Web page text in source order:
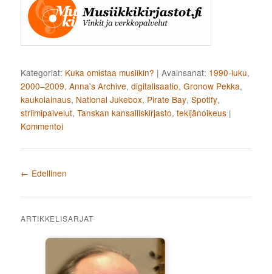
Kategoriat: Kuka omistaa musiikin? |Avainsanat: 1990-luku,
2000–2009,Anna's Archive,digitalisaatio,Gronow Pekka,
kaukolainaus, National Jukebox, Pirate Bay,Spotify,
striimipalvelut,Tanskan kansalliskirjasto,tekijänoikeus |
Kommentoi
Artikkelien selaus
← Edellinen
ARTIKKELISARJAT